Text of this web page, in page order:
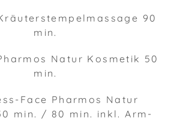
90
min.
Natur Kosmetik 50
min.
Face Pharmos Natur
min. / 80 min. inkl. Arm-